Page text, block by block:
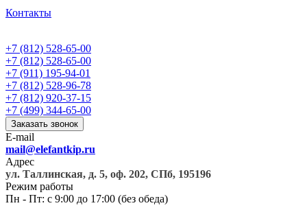
Контакты
+7 (812) 528-65-00
+7 (812) 528-65-00
+7 (911) 195-94-01
+7 (812) 528-96-78
+7 (812) 920-37-15
+7 (499) 344-65-00
Заказать звонок
E-mail
mail@elefantkip.ru
Адрес
ул. Таллинская, д. 5, оф. 202, СПб, 195196
Режим работы
Пн - Пт: с 9:00 до 17:00 (без обеда)